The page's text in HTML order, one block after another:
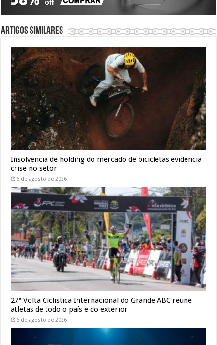
Artigos similares
Insolvência de holding do mercado de bicicletas evidencia
crise no setor
6 de agosto de 2026
27ª Volta Ciclística Internacional do Grande ABC reúne
atletas de todo o país e do exterior
6 de agosto de 2026